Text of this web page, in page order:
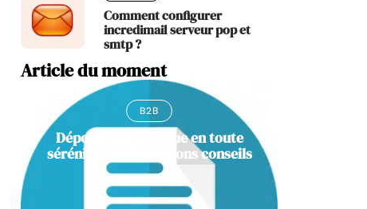
Comment configurer
incredimail serveur pop et
smtp ?
Article du moment
B2B
Déposer une marque en toute
sérénité grâce aux bons conseils